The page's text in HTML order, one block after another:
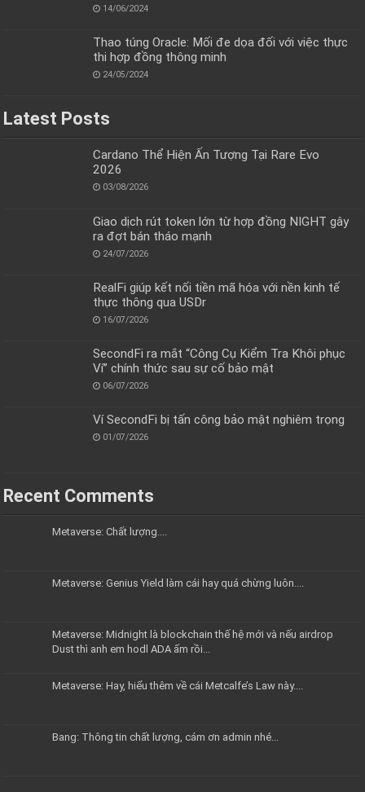
14/06/2024
Thao túng Oracle: Mối đe dọa đối với việc thực
thi hợp đồng thông minh
24/05/2024
Latest Posts
Cardano Thể Hiện Ấn Tượng Tại Rare Evo
2026
03/08/2026
Giao dịch rút token lớn từ hợp đồng NIGHT gây
ra đợt bán tháo mạnh
24/07/2026
RealFi giúp kết nối tiền mã hóa với nền kinh tế
thực thông qua USDr
16/07/2026
SecondFi ra mắt “Công Cụ Kiểm Tra Khôi phục
Ví” chính thức sau sự cố bảo mật
06/07/2026
Ví SecondFi bị tấn công bảo mật nghiêm trọng
01/07/2026
Recent Comments
Metaverse: Chất lượng....
Metaverse: Genius Yield làm cái hay quá chừng luôn....
Metaverse: Midnight là blockchain thế hệ mới và nếu airdrop
Dust thì anh em hodl ADA ấm rồi...
Metaverse: Hay, hiểu thêm về cái Metcalfe’s Law này....
Bang: Thông tin chất lượng, cám ơn admin nhé...